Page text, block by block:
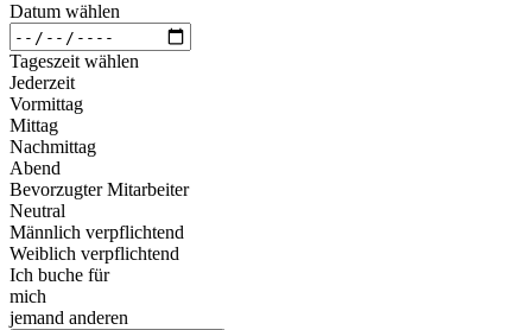
Datum wählen
Tageszeit wählen
Jederzeit
Vormittag
Mittag
Nachmittag
Abend
Bevorzugter Mitarbeiter
Neutral
Männlich verpflichtend
Weiblich verpflichtend
Ich buche für
mich
jemand anderen